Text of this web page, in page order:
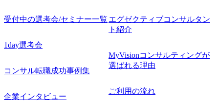
受付中の選考会/セミナー一覧
1day選考会
コンサル転職成功事例集
企業インタビュー
エグゼクティブコンサルタン
ト紹介
MyVisionコンサルティングが
選ばれる理由
ご利用の流れ